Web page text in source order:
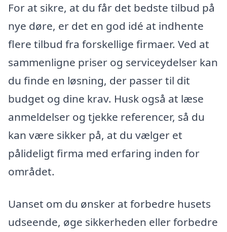
For at sikre, at du får det bedste tilbud på
nye døre, er det en god idé at indhente
flere tilbud fra forskellige firmaer. Ved at
sammenligne priser og serviceydelser kan
du finde en løsning, der passer til dit
budget og dine krav. Husk også at læse
anmeldelser og tjekke referencer, så du
kan være sikker på, at du vælger et
pålideligt firma med erfaring inden for
området.
Uanset om du ønsker at forbedre husets
udseende, øge sikkerheden eller forbedre